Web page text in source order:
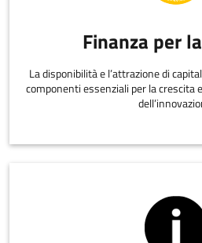
Finanza per
La disponibilità e l’attrazione di
componenti essenziali per la crescita